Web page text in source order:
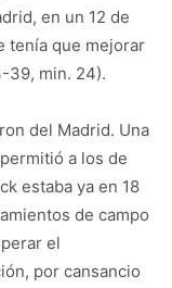
en un 12 de
tenía que mejorar
39, min. 24).
del Madrid. Una
a los de
estaba ya en 18
de campo
el
por cansancio